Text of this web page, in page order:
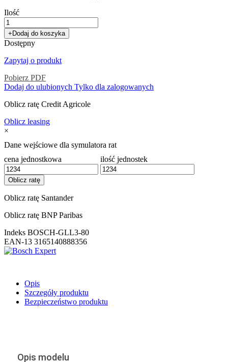
Ilość
+ Dodaj do koszyka
Dostępny
Zapytaj o produkt
Pobierz PDF
Dodaj do ulubionych Tylko dla zalogowanych
Oblicz ratę Credit Agricole
Oblicz leasing
×
Dane wejściowe dla symulatora rat
cena jednostkowa
ilość jednostek
Oblicz ratę Santander
Oblicz ratę BNP Paribas
Indeks BOSCH-GLL3-80
EAN-13 3165140888356
Opis
Szczegóły produktu
Bezpieczeństwo produktu
Opis modelu